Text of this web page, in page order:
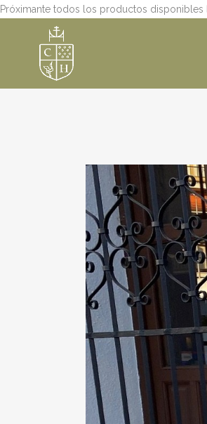
Próximante todos los productos disponibles